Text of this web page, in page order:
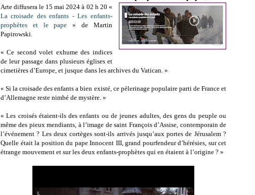
Arte diffusera le 15 mai 2024 à 02 h 20 «
La croisade des enfants - Les enfants-
prophètes et le pape » de Martin
Papirowski.
« Ce second volet exhume des indices
de leur passage dans plusieurs églises et
cimetières d’Europe, et jusque dans les archives du Vatican. »
« Si la croisade des enfants a bien existé, ce pèlerinage populaire parti de France et
d’Allemagne reste nimbé de mystère. »
« Les croisés étaient-ils des enfants ou de jeunes adultes, des gens du peuple ou
même des pieux mendiants, à l’image de saint François d’Assise, contemporain de
l’événement ? Les deux cortèges sont-ils arrivés jusqu’aux portes de Jérusalem ?
Quelle était la position du pape Innocent III, grand pourfendeur d’hérésies, sur cet
étrange mouvement et sur les deux enfants-prophètes qui en étaient à l’origine ? »